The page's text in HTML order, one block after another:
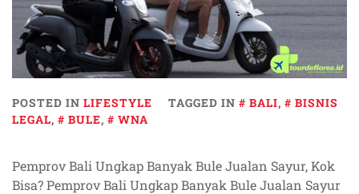
POSTED IN LIFESTYLE TAGGED IN BALI,
BISNIS
LEGAL, BULE, WNA
Pemprov Bali Ungkap Banyak Bule Jualan Sayur, Kok
Bisa? Pemprov Bali Ungkap Banyak Bule Jualan Sayur